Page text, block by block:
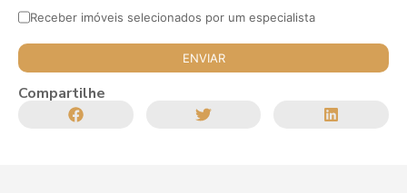
Receber imóveis selecionados por um especialista
Compartilhe